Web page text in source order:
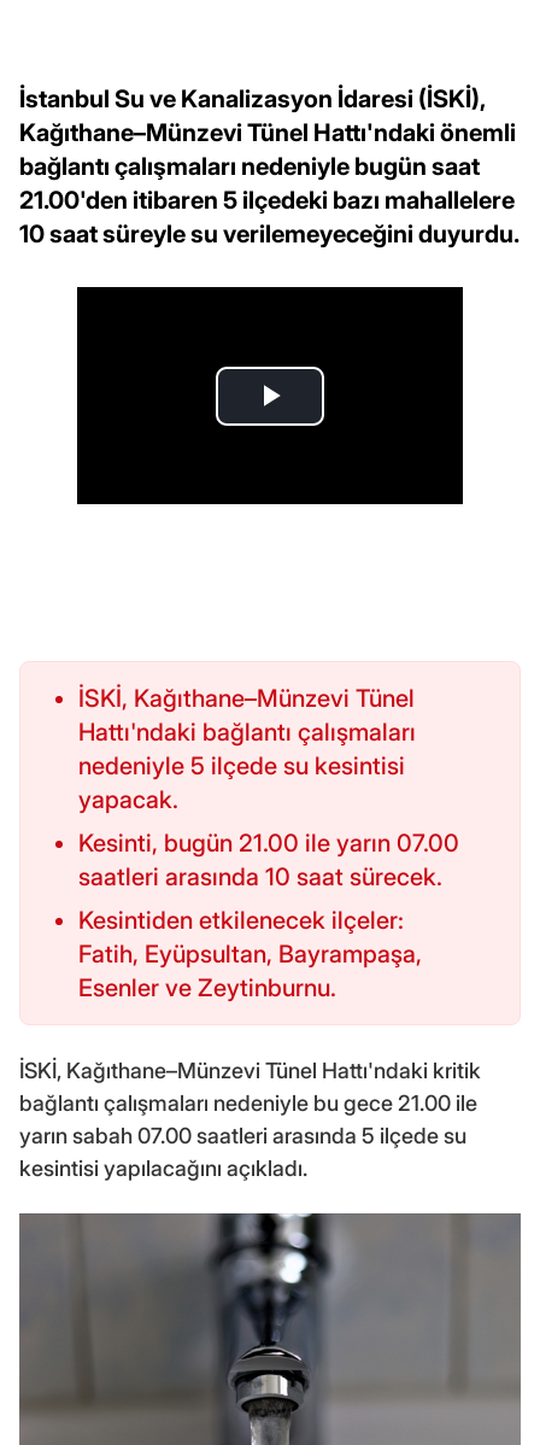
İstanbul Su ve Kanalizasyon İdaresi (İSKİ),
Kağıthane–Münzevi Tünel Hattı'ndaki önemli
bağlantı çalışmaları nedeniyle bugün saat
21.00'den itibaren 5 ilçedeki bazı mahallelere
10 saat süreyle su verilemeyeceğini duyurdu.
İSKİ, Kağıthane–Münzevi Tünel
Hattı'ndaki bağlantı çalışmaları
nedeniyle 5 ilçede su kesintisi
yapacak.
Kesinti, bugün 21.00 ile yarın 07.00
saatleri arasında 10 saat sürecek.
Kesintiden etkilenecek ilçeler:
Fatih, Eyüpsultan, Bayrampaşa,
Esenler ve Zeytinburnu.
İSKİ, Kağıthane–Münzevi Tünel Hattı'ndaki kritik
bağlantı çalışmaları nedeniyle bu gece 21.00 ile
yarın sabah 07.00 saatleri arasında 5 ilçede su
kesintisi yapılacağını açıkladı.